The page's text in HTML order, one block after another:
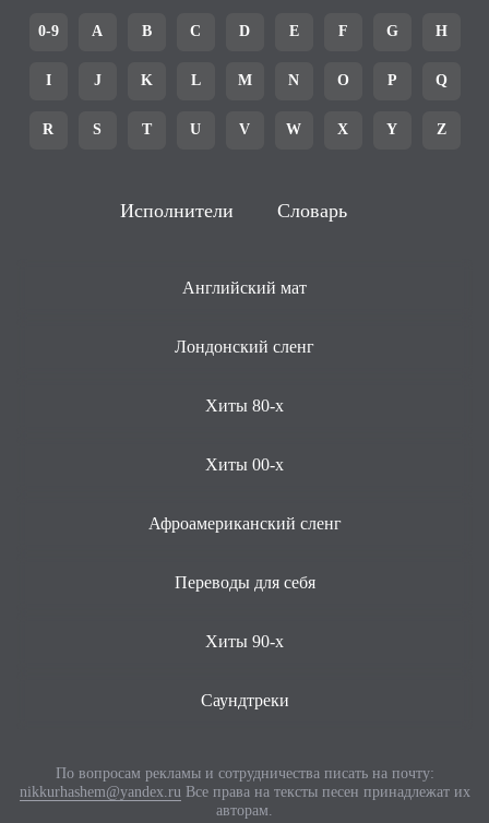
0-9 A B C D E F G H
I J K L M N O P Q
R S T U V W X Y Z
Исполнители Словарь
Английский мат
Лондонский сленг
Хиты 80-х
Хиты 00-х
Афроамериканский сленг
Переводы для себя
Хиты 90-х
Саундтреки
По вопросам рекламы и сотрудничества писать на почту:
nikkurhashem@yandex.ruВсе права на тексты песен принадлежат их
авторам.